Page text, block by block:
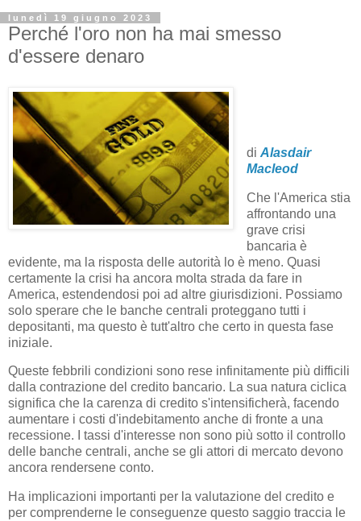
lunedì 19 giugno 2023
Perché l'oro non ha mai smesso
d'essere denaro
di Alasdair
Macleod
Che l'America stia
affrontando una
grave crisi
bancaria è
evidente, ma la risposta delle autorità lo è meno. Quasi
certamente la crisi ha ancora molta strada da fare in
America, estendendosi poi ad altre giurisdizioni. Possiamo
solo sperare che le banche centrali proteggano tutti i
depositanti, ma questo è tutt'altro che certo in questa fase
iniziale.
Queste febbrili condizioni sono rese infinitamente più difficili
dalla contrazione del credito bancario. La sua natura ciclica
significa che la carenza di credito s'intensificherà, facendo
aumentare i costi d'indebitamento anche di fronte a una
recessione. I tassi d'interesse non sono più sotto il controllo
delle banche centrali, anche se gli attori di mercato devono
ancora rendersene conto.
Ha implicazioni importanti per la valutazione del credito e
per comprenderne le conseguenze questo saggio traccia le